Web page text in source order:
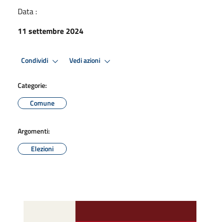
Data :
11 settembre 2024
Condividi Vedi azioni
Categorie:
Comune
Argomenti:
Elezioni